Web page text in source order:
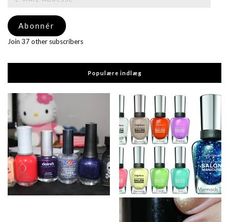
adresse
Abonnér
Join 37 other subscribers
Populære indlæg